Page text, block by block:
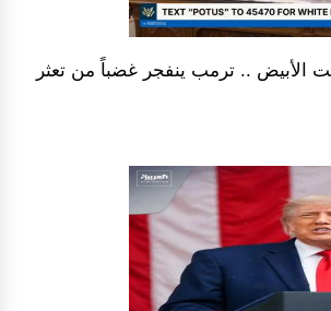
الأبيض .. ترمب ينفجر غضباً من تعثر